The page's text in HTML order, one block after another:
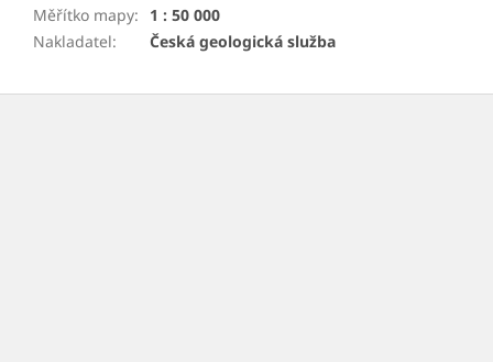
Měřítko mapy:
1 : 50 000
Nakladatel: Česká geologická služba
Z